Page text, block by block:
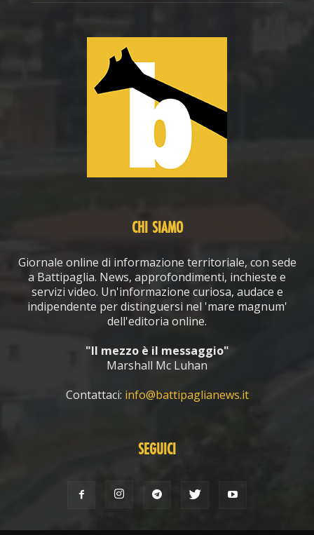
CHI SIAMO
Giornale online di informazione territoriale, con sede
a Battipaglia. News, approfondimenti, inchieste e
servizi video. Un'informazione curiosa, audace e
indipendente per distinguersi nel 'mare magnum'
dell'editoria online.
"Il mezzo è il messaggio"
Marshall Mc Luhan
Contattaci: info@battipaglianews.it
SEGUICI